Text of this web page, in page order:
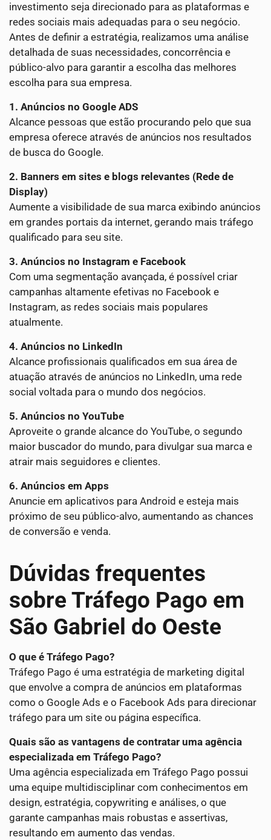
investimento seja direcionado para as plataformas e
redes sociais mais adequadas para o seu negócio.
Antes de definir a estratégia, realizamos uma análise
detalhada de suas necessidades, concorrência e
público-alvo para garantir a escolha das melhores
escolha para sua empresa.
1. Anúncios no Google ADS
Alcance pessoas que estão procurando pelo que sua
empresa oferece através de anúncios nos resultados
de busca do Google.
2. Banners em sites e blogs relevantes (Rede de
Display)
Aumente a visibilidade de sua marca exibindo anúncios
em grandes portais da internet, gerando mais tráfego
qualificado para seu site.
3. Anúncios no Instagram e Facebook
Com uma segmentação avançada, é possível criar
campanhas altamente efetivas no Facebook e
Instagram, as redes sociais mais populares
atualmente.
4. Anúncios no LinkedIn
Alcance profissionais qualificados em sua área de
atuação através de anúncios no LinkedIn, uma rede
social voltada para o mundo dos negócios.
5. Anúncios no YouTube
Aproveite o grande alcance do YouTube, o segundo
maior buscador do mundo, para divulgar sua marca e
atrair mais seguidores e clientes.
6. Anúncios em Apps
Anuncie em aplicativos para Android e esteja mais
próximo de seu público-alvo, aumentando as chances
de conversão e venda.
Dúvidas frequentes
sobre Tráfego Pago em
São Gabriel do Oeste
O que é Tráfego Pago?
Tráfego Pago é uma estratégia de marketing digital
que envolve a compra de anúncios em plataformas
como o Google Ads e o Facebook Ads para direcionar
tráfego para um site ou página específica.
Quais são as vantagens de contratar uma agência
especializada em Tráfego Pago?
Uma agência especializada em Tráfego Pago possui
uma equipe multidisciplinar com conhecimentos em
design, estratégia, copywriting e análises, o que
garante campanhas mais robustas e assertivas,
resultando em aumento das vendas.